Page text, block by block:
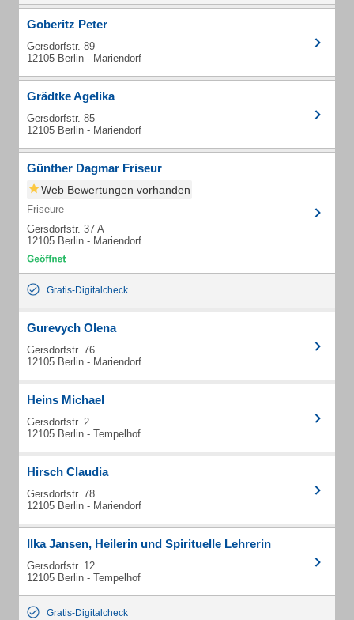
Goberitz Peter
Gersdorfstr. 89
12105 Berlin - Mariendorf
Grädtke Agelika
Gersdorfstr. 85
12105 Berlin - Mariendorf
Günther Dagmar Friseur
Web Bewertungen vorhanden
Friseure
Gersdorfstr. 37 A
12105 Berlin - Mariendorf
Gratis-Digitalcheck
Gurevych Olena
Gersdorfstr. 76
12105 Berlin - Mariendorf
Heins Michael
Gersdorfstr. 2
12105 Berlin - Tempelhof
Hirsch Claudia
Gersdorfstr. 78
12105 Berlin - Mariendorf
Ilka Jansen, Heilerin und Spirituelle Lehrerin
Gersdorfstr. 12
12105 Berlin - Tempelhof
Gratis-Digitalcheck